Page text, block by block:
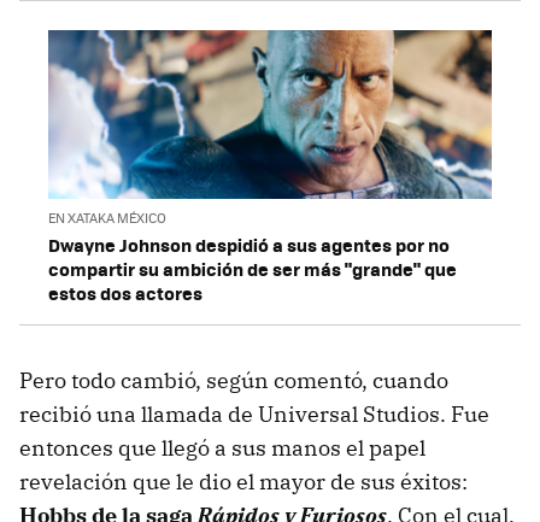
EN XATAKA MÉXICO
Dwayne Johnson despidió a sus agentes por no
compartir su ambición de ser más "grande" que
estos dos actores
Pero todo cambió, según comentó, cuando
recibió una llamada de Universal Studios. Fue
entonces que llegó a sus manos el papel
revelación que le dio el mayor de sus éxitos:
Hobbs de la sagaRápidos y Furiosos. Con el cual,